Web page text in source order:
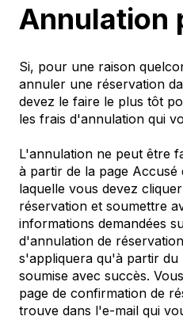
Annulation
Si, pour une raison
annuler une réservation
devez le faire le plus tôt
les frais d'annulation qui
L'annulation ne peut être
à partir de la page Accusé
laquelle vous devez
réservation et soumettre
informations demandées
d'annulation de
s'appliquera qu'à partir du
soumise avec succès.
page de confirmation de
trouve dans l'e-mail qui